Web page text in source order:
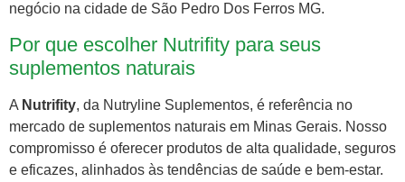
negócio na cidade de São Pedro Dos Ferros MG.
Por que escolher Nutrifity para seus
suplementos naturais
A Nutrifity, da Nutryline Suplementos, é referência no
mercado de suplementos naturais em Minas Gerais. Nosso
compromisso é oferecer produtos de alta qualidade, seguros
e eficazes, alinhados às tendências de saúde e bem-estar.